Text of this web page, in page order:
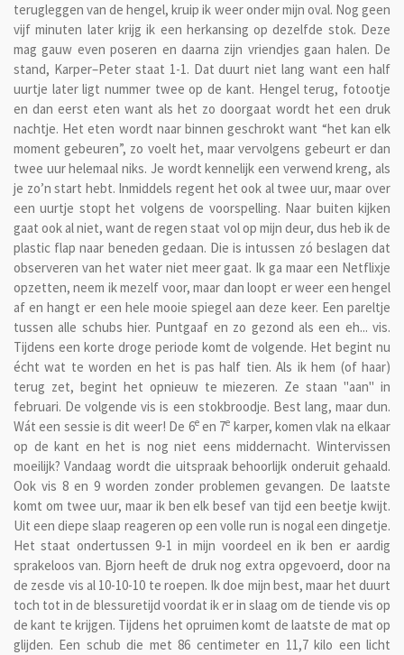
terugleggen van de hengel, kruip ik weer onder mijn oval. Nog geen
vijf minuten later krijg ik een herkansing op dezelfde stok. Deze
mag gauw even poseren en daarna zijn vriendjes gaan halen. De
stand, Karper–Peter staat 1-1. Dat duurt niet lang want een half
uurtje later ligt nummer twee op de kant. Hengel terug, fotootje
en dan eerst eten want als het zo doorgaat wordt het een druk
nachtje. Het eten wordt naar binnen geschrokt want “het kan elk
moment gebeuren”, zo voelt het, maar vervolgens gebeurt er dan
twee uur helemaal niks. Je wordt kennelijk een verwend kreng, als
je zo’n start hebt. Inmiddels regent het ook al twee uur, maar over
een uurtje stopt het volgens de voorspelling. Naar buiten kijken
gaat ook al niet, want de regen staat vol op mijn deur, dus heb ik de
plastic flap naar beneden gedaan. Die is intussen zó beslagen dat
observeren van het water niet meer gaat. Ik ga maar een Netflixje
opzetten, neem ik mezelf voor, maar dan loopt er weer een hengel
af en hangt er een hele mooie spiegel aan deze keer. Een pareltje
tussen alle schubs hier. Puntgaaf en zo gezond als een eh... vis.
Tijdens een korte droge periode komt de volgende. Het begint nu
écht wat te worden en het is pas half tien. Als ik hem (of haar)
terug zet, begint het opnieuw te miezeren. Ze staan "aan" in
februari. De volgende vis is een stokbroodje. Best lang, maar dun.
Wát een sessie is dit weer! De 6een 7e karper, komen vlak na elkaar
op de kant en het is nog niet eens middernacht. Wintervissen
moeilijk? Vandaag wordt die uitspraak behoorlijk onderuit gehaald.
Ook vis 8 en 9 worden zonder problemen gevangen. De laatste
komt om twee uur, maar ik ben elk besef van tijd een beetje kwijt.
Uit een diepe slaap reageren op een volle run is nogal een dingetje.
Het staat ondertussen 9-1 in mijn voordeel en ik ben er aardig
sprakeloos van. Bjorn heeft de druk nog extra opgevoerd, door na
de zesde vis al 10-10-10 te roepen. Ik doe mijn best, maar het duurt
toch tot in de blessuretijd voordat ik er in slaag om de tiende vis op
de kant te krijgen. Tijdens het opruimen komt de laatste de mat op
glijden. Een schub die met 86 centimeter en 11,7 kilo een licht